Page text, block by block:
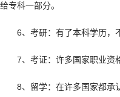
给专科一部分。
6、考研：有了本科学历，不
7、考证：许多国家职业资格
8、留学：在许多国家都承认